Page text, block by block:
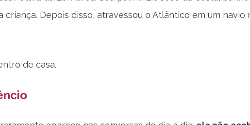
Depois disso, atravessou o Atlântico em um navio
de casa.